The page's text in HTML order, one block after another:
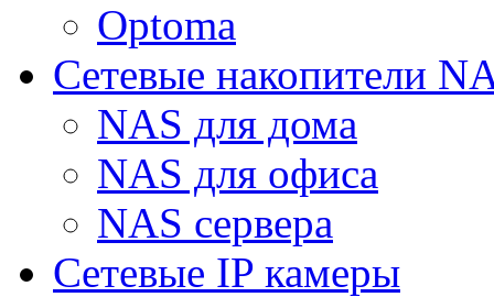
Optoma
Сетевые накопители
NAS для дома
NAS для офиса
NAS сервера
Сетевые IP камеры